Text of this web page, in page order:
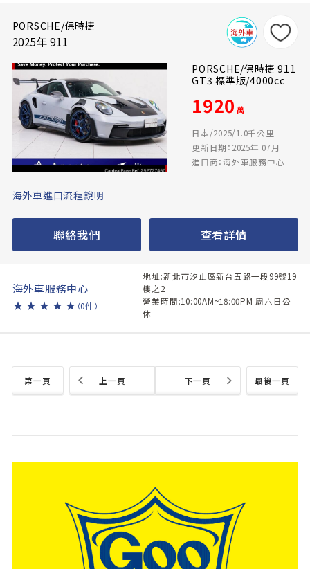
PORSCHE/保時捷
2025年 911
PORSCHE/保時捷 911
GT3 標準版/4000cc
1920 萬
日本/2025/1.0千公里
更新日期：2025年 07月
進口商：海外車服務中心
海外車進口流程說明
聯絡我們 查看詳情
海外車服務中心
★ ★ ★ ★ ★ （0件）
地址:新北市汐止區新台五路一段99號19
樓之2
營業時間:10:00AM~18:00PM 周六日公
休
第一頁 最後一頁
上一頁 下一頁